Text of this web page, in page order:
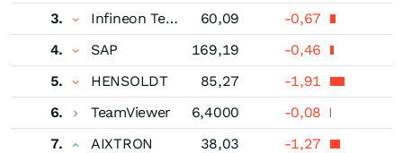
3.
Infineon Technologies 60,09
-0,67
4.
SAP 169,19
-0,46
5.
HENSOLDT 85,27
-1,91
6.
TeamViewer 6,4000
-0,08
7.
AIXTRON 38,03
-1,27